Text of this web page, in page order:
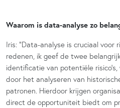
Waarom is data-analyse zo
Iris: “Data-analyse is cruciaal voor
redenen, ik geef de twee
identificatie van potentiële
door het analyseren van
patronen. Hierdoor krijgen
direct de opportuniteit biedt om